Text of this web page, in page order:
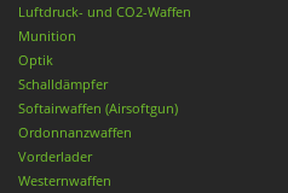
Luftdruck- und CO2-Waffen
Munition
Optik
Schalldämpfer
Softairwaffen (Airsoftgun)
Ordonnanzwaffen
Vorderlader
Westernwaffen